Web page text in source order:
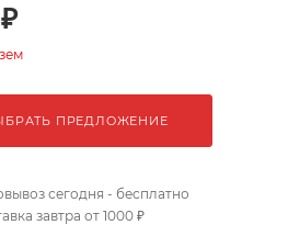
ПРЕДЛОЖЕНИЕ
сегодня - бесплатно
завтра от 1000 ₽